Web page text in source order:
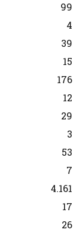
99
4
39
15
176
12
29
3
53
7
4.161
17
26